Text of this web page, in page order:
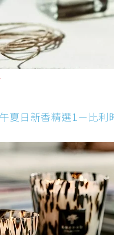
夏日新香精選1－比